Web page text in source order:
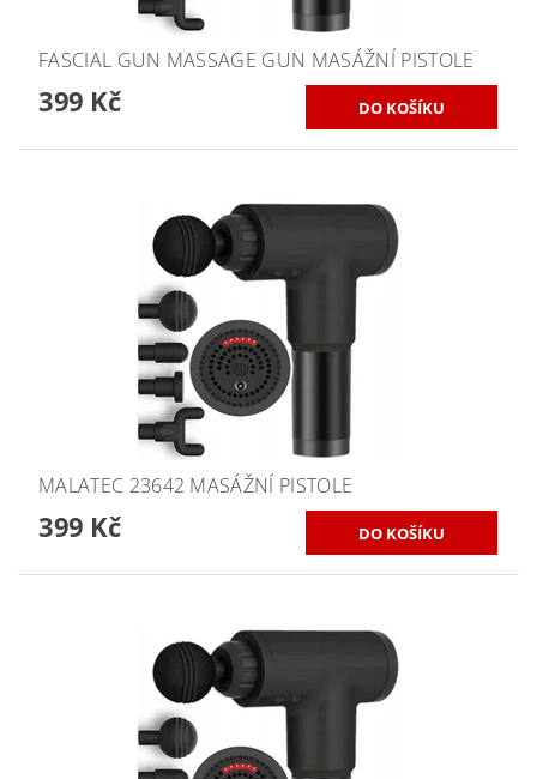
FASCIAL GUN MASSAGE GUN MASÁŽNÍ PISTOLE
399 Kč
MALATEC 23642 MASÁŽNÍ PISTOLE
399 Kč